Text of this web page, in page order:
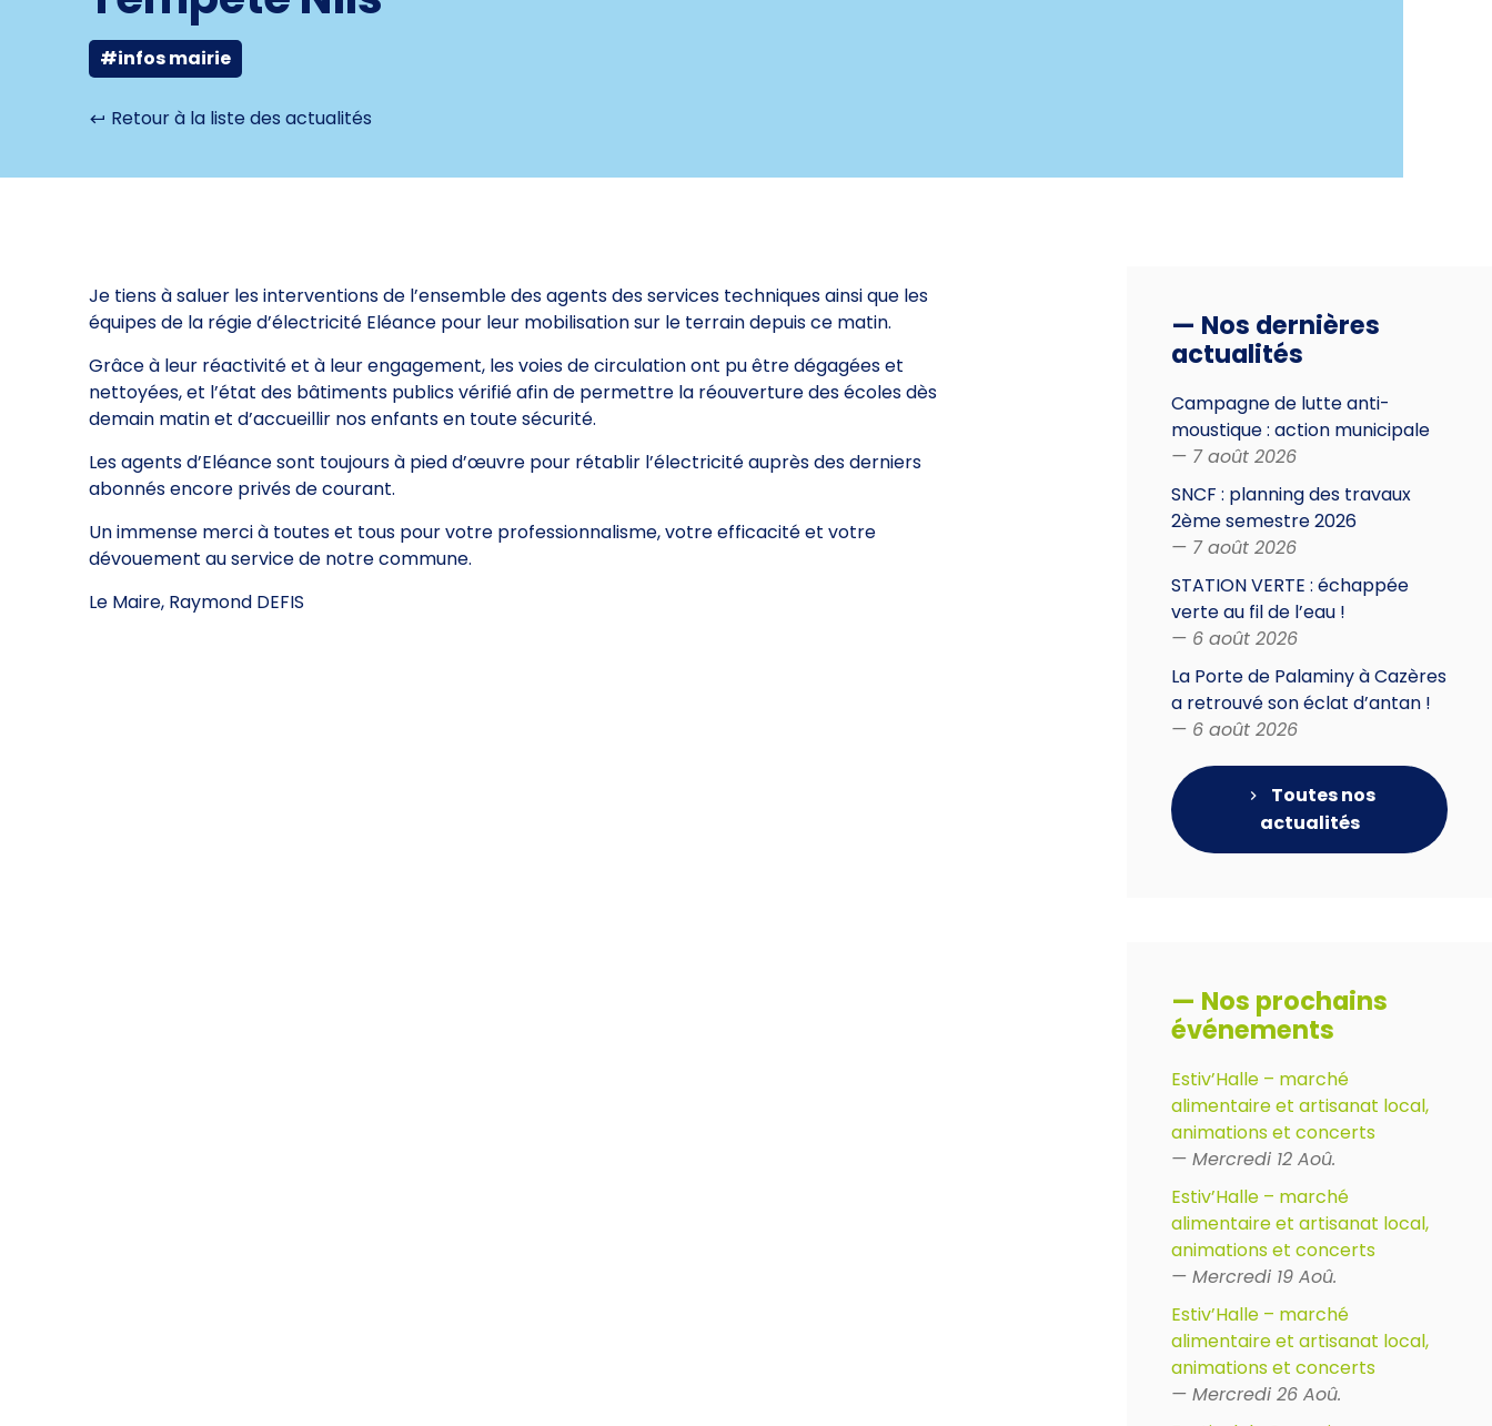
#infos mairie
Retour à la liste des actualités
Je tiens à saluer les interventions de l’ensemble des agents des services techniques ainsi que les
équipes de la régie d’électricité Eléance pour leur mobilisation sur le terrain depuis ce matin.
Grâce à leur réactivité et à leur engagement, les voies de circulation ont pu être dégagées et
nettoyées, et l’état des bâtiments publics vérifié afin de permettre la réouverture des écoles dès
demain matin et d’accueillir nos enfants en toute sécurité.
Les agents d’Eléance sont toujours à pied d’œuvre pour rétablir l’électricité auprès des derniers
abonnés encore privés de courant.
Un immense merci à toutes et tous pour votre professionnalisme, votre efficacité et votre
dévouement au service de notre commune.
Le Maire, Raymond DEFIS
— Nos dernières
actualités
Campagne de lutte anti-
moustique : action municipale
— 7 août 2026
SNCF : planning des travaux
2ème semestre 2026
— 7 août 2026
STATION VERTE : échappée
verte au fil de l’eau !
— 6 août 2026
La Porte de Palaminy à Cazères
a retrouvé son éclat d’antan !
— 6 août 2026
Toutes nos
actualités
— Nos prochains
événements
Estiv’Halle – marché
alimentaire et artisanat local,
animations et concerts
— Mercredi 12 Aoû.
Estiv’Halle – marché
alimentaire et artisanat local,
animations et concerts
— Mercredi 19 Aoû.
Estiv’Halle – marché
alimentaire et artisanat local,
animations et concerts
— Mercredi 26 Aoû.